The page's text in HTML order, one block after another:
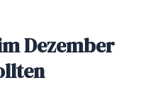
Dezember